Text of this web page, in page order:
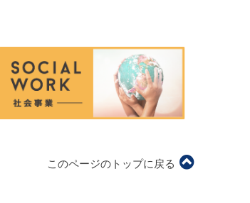
このページのトップに戻る